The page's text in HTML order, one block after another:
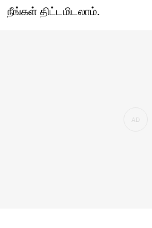
நீங்கள் திட்டமிடலாம்.